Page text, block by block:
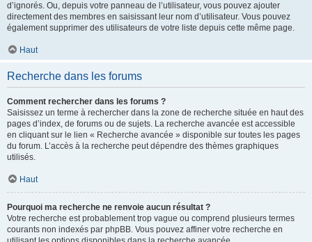
d’ignorés. Ou, depuis votre panneau de l’utilisateur, vous pouvez ajouter
directement des membres en saisissant leur nom d’utilisateur. Vous pouvez
également supprimer des utilisateurs de votre liste depuis cette même page.
Haut
Recherche dans les forums
Comment rechercher dans les forums ?
Saisissez un terme à rechercher dans la zone de recherche située en haut des
pages d’index, de forums ou de sujets. La recherche avancée est accessible
en cliquant sur le lien « Recherche avancée » disponible sur toutes les pages
du forum. L’accès à la recherche peut dépendre des thèmes graphiques
utilisés.
Haut
Pourquoi ma recherche ne renvoie aucun résultat ?
Votre recherche est probablement trop vague ou comprend plusieurs termes
courants non indexés par phpBB. Vous pouvez affiner votre recherche en